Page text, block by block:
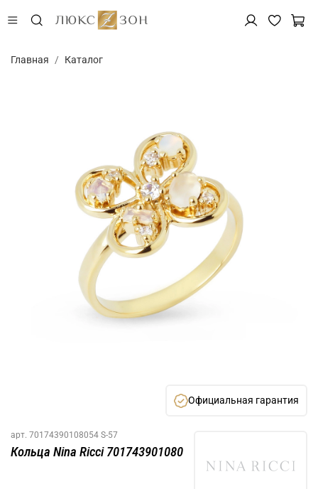
Главная Каталог
Официальная гарантия
арт. 70174390108054 S-57
Кольца Nina Ricci 701743901080